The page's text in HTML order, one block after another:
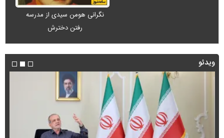
نگرانی هومن سیدی از مدرسه
رفتن دخترش
ویدئو